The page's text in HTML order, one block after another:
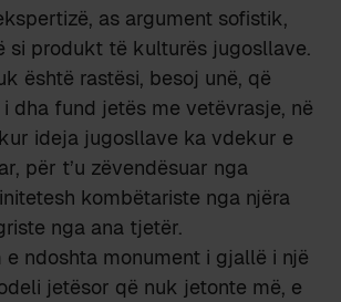
as argument sofistik,
si produkt të kulturës jugosllave.
është rastësi, besoj unë, që
i dha fund jetës me vetëvrasje, në
ideja jugosllave ka vdekur e
për t’u zëvendësuar nga
kombëtariste nga njëra
nga ana tjetër.
e ndoshta monument i gjallë i një
jetësor që nuk jetonte më, e